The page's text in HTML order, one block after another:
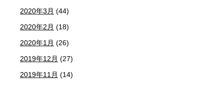
2020年3月 (44)
2020年2月 (18)
2020年1月 (26)
2019年12月 (27)
2019年11月 (14)